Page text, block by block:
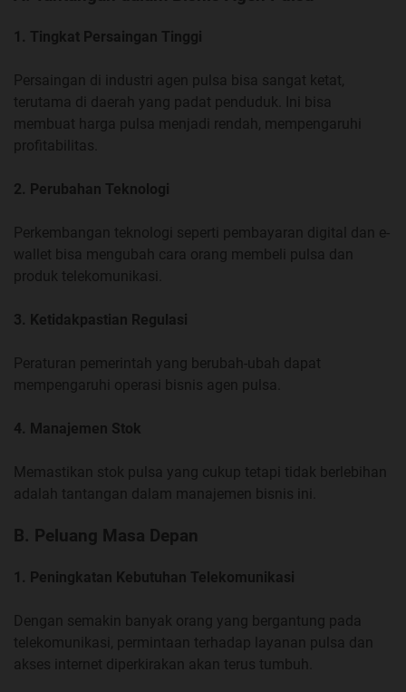
1. Tingkat Persaingan Tinggi
Persaingan di industri agen pulsa bisa sangat ketat,
terutama di daerah yang padat penduduk. Ini bisa
membuat harga pulsa menjadi rendah, mempengaruhi
profitabilitas.
2. Perubahan Teknologi
Perkembangan teknologi seperti pembayaran digital dan e-
wallet bisa mengubah cara orang membeli pulsa dan
produk telekomunikasi.
3. Ketidakpastian Regulasi
Peraturan pemerintah yang berubah-ubah dapat
mempengaruhi operasi bisnis agen pulsa.
4. Manajemen Stok
Memastikan stok pulsa yang cukup tetapi tidak berlebihan
adalah tantangan dalam manajemen bisnis ini.
B. Peluang Masa Depan
1. Peningkatan Kebutuhan Telekomunikasi
Dengan semakin banyak orang yang bergantung pada
telekomunikasi, permintaan terhadap layanan pulsa dan
akses internet diperkirakan akan terus tumbuh.